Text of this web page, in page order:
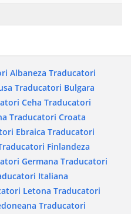
Albaneza Traducatori
Traducatori Bulgara
Ceha Traducatori
Traducatori Croata
Ebraica Traducatori
Finlandeza
Germana Traducatori
Italiana
Letona Traducatori
Traducatori